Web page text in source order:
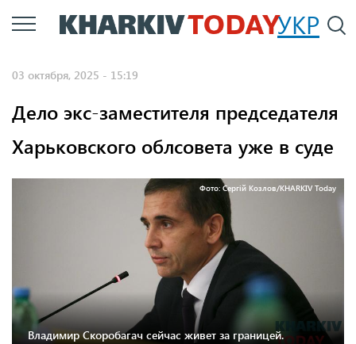
Перейти
к
УКР
03 октября, 2025 - 15:19
Дело экс-заместителя председателя
Харьковского облсовета уже в суде
Фото: Сергій Козлов/KHARKIV Today
Владимир Скоробагач сейчас живет за границей.